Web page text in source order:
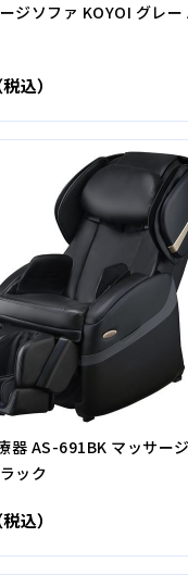
ジソファ KOYOI グレ
税込）
器 AS-691BK マッサー
ック
税込）